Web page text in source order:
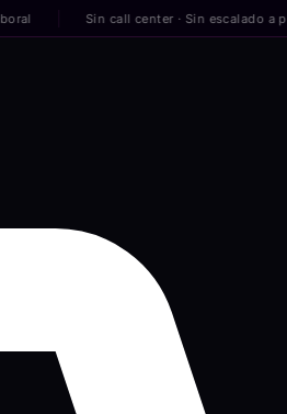
Sin call center · Sin escalado a península